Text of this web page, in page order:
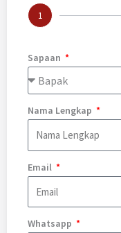
1
Sapaan
Nama Lengkap
Email
Whatsapp